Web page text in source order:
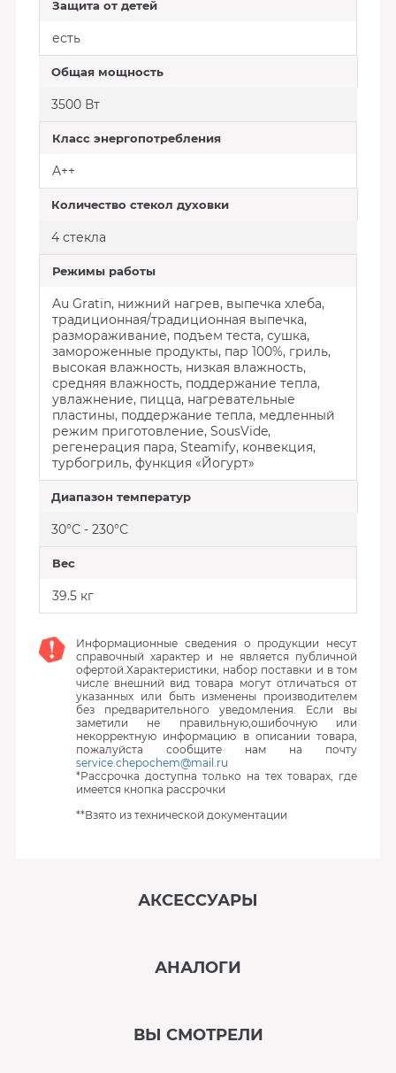
Защита от детей
есть
Общая мощность
3500 Вт
Класс энергопотребления
A++
Количество стекол духовки
4 стекла
Режимы работы
Au Gratin, нижний нагрев, выпечка хлеба,
традиционная/традиционная выпечка,
размораживание, подъем теста, сушка,
замороженные продукты, пар 100%, гриль,
высокая влажность, низкая влажность,
средняя влажность, поддержание тепла,
увлажнение, пицца, нагревательные
пластины, поддержание тепла, медленный
режим приготовление, SousVide,
регенерация пара, Steamify, конвекция,
турбогриль, функция «Йогурт»
Диапазон температур
30°C - 230°C
Вес
39.5 кг
Информационные сведения о продукции несут
справочный характер и не является публичной
офертой.Характеристики, набор поставки и в том
числе внешний вид товара могут отличаться от
указанных или быть изменены производителем
без предварительного уведомления. Если вы
заметили не правильную,ошибочную или
некорректную информацию в описании товара,
пожалуйста сообщите нам на почту
service.chepochem@mail.ru
*Рассрочка доступна только на тех товарах, где
имеется кнопка рассрочки
**Взято из технической документации
АКСЕССУАРЫ
АНАЛОГИ
ВЫ СМОТРЕЛИ